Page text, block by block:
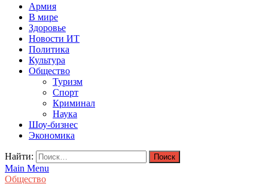
Армия
В мире
Здоровье
Новости ИТ
Политика
Культура
Общество
Туризм
Спорт
Криминал
Наука
Шоу-бизнес
Экономика
Найти:
Main Menu
Общество